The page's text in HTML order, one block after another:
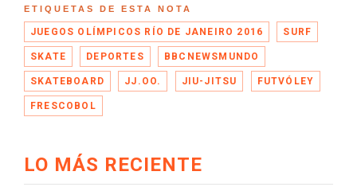
ETIQUETAS DE ESTA NOTA
JUEGOS OLÍMPICOS RÍO DE JANEIRO 2016 SURF
SKATE DEPORTES BBCNEWSMUNDO
SKATEBOARD JJ.OO. JIU-JITSU FUTVÓLEY
FRESCOBOL
LO MÁS RECIENTE